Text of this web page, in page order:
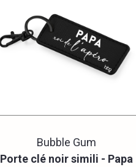
Bubble Gum
Porte clé noir simili - Papa